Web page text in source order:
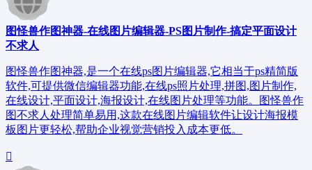
图怪兽作图神器-在线图片编辑器-PS图片制作-搞定平面设计
不求人
图怪兽作图神器,是一个在线ps图片编辑器,它相当于ps精简版
软件,可提供微信编辑器功能,在线ps照片处理,拼图,图片制作,
在线设计,平面设计,海报设计,在线图片处理等功能。图怪兽作
图不求人处理简单易用,这款在线图片编辑软件让设计海报模
板图片更轻松,帮助企业视觉营销投入成本更低。